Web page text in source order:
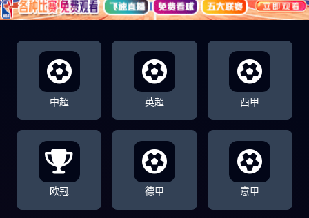
中超 英超 西甲
欧冠 德甲 意甲